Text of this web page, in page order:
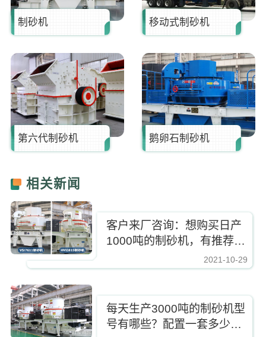
制砂机 移动式制砂机
第六代制砂机 鹅卵石制砂机
相关新闻
https://www.zhishaji.cn/Upload/Editor/image/20211029154306_95375.jpg,
客户来厂咨询：想购买日产
1000吨的制砂机，有推荐的
2021-10-29
每天生产3000吨的制砂机型
号有哪些？配置一套多少